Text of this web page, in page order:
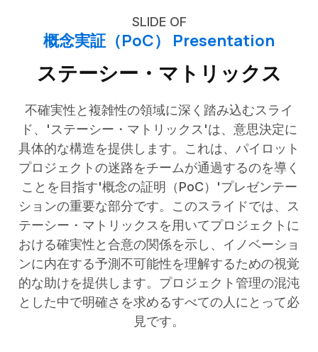
SLIDE OF
概念実証（PoC） Presentation
ステーシー・マトリックス
不確実性と複雑性の領域に深く踏み込むスライ
ド、'ステーシー・マトリックス'は、意思決定に
具体的な構造を提供します。これは、パイロット
プロジェクトの迷路をチームが通過するのを導く
ことを目指す'概念の証明（PoC）'プレゼンテー
ションの重要な部分です。このスライドでは、ス
テーシー・マトリックスを用いてプロジェクトに
おける確実性と合意の関係を示し、イノベーショ
ンに内在する予測不可能性を理解するための視覚
的な助けを提供します。プロジェクト管理の混沌
とした中で明確さを求めるすべての人にとって必
見です。